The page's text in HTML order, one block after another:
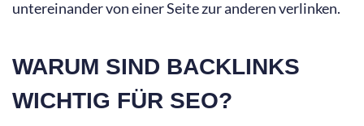
untereinander von einer Seite zur anderen verlinken.
WARUM SIND BACKLINKS
WICHTIG FÜR SEO?